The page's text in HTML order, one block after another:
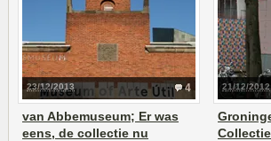
4
23/12/2013
van Abbemuseum; Er was
eens, de collectie nu
21/12/2012